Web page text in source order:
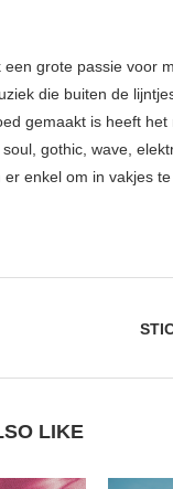
grote passie voor
die buiten de
gemaakt is heeft het
gothic, wave,
enkel om in vakjes
LIKE